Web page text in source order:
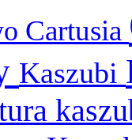
Cartusia
Kaszubi